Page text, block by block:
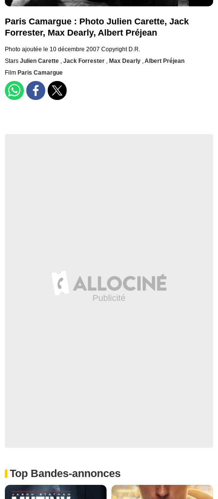
Paris Camargue : Photo Julien Carette, Jack
Forrester, Max Dearly, Albert Préjean
Photo ajoutée le 10 décembre 2007 Copyright D.R.
Stars Julien Carette , Jack Forrester , Max Dearly ,Albert Préjean
Film Paris Camargue
Top Bandes-annonces